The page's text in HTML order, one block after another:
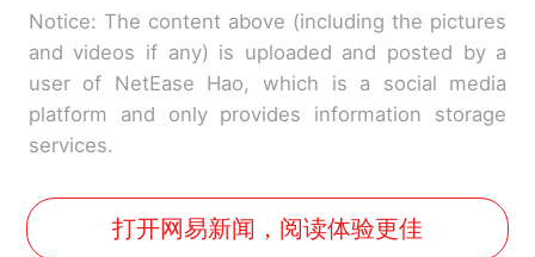
Notice: The content above (including the pictures
and videos if any) is uploaded and posted by a
user of NetEase Hao, which is a social media
platform and only provides information storage
services.
打开网易新闻，阅读体验更佳